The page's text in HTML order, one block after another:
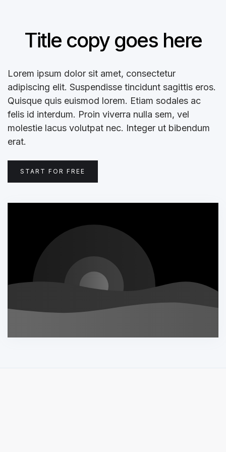
Title copy goes here
Lorem ipsum dolor sit amet, consectetur
adipiscing elit. Suspendisse tincidunt sagittis eros.
Quisque quis euismod lorem. Etiam sodales ac
felis id interdum. Proin viverra nulla sem, vel
molestie lacus volutpat nec. Integer ut bibendum
erat.
START FOR FREE